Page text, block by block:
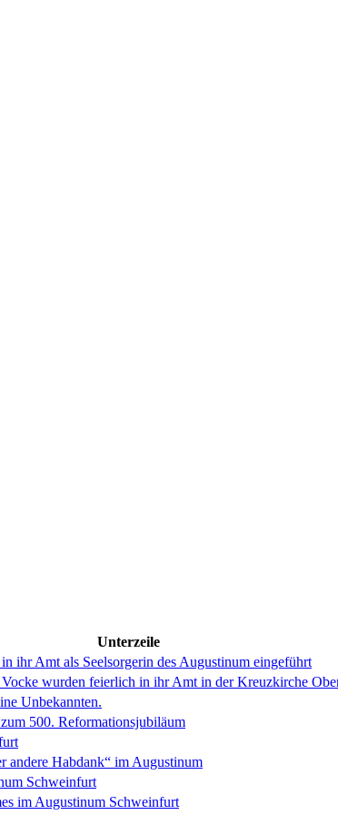
Unterzeile
ihr Amt als Seelsorgerin des Augustinum eingeführt
wurden feierlich in ihr Amt in der Kreuzkirche
Unbekannten.
500. Reformationsjubiläum
andere Habdank“ im Augustinum
Schweinfurt
im Augustinum Schweinfurt